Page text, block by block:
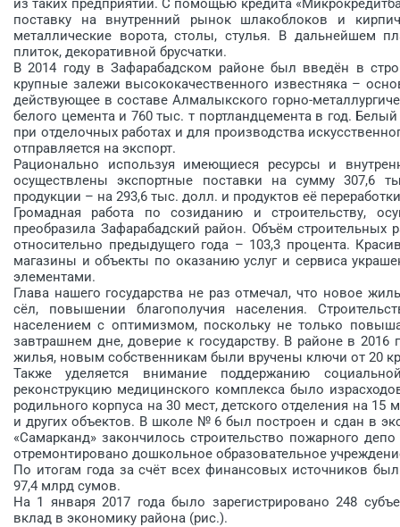
из таких предприятий. С помощью кредита
поставку на внутренний рынок шлакоблоков и
металлические ворота, столы, стулья. В дальнейшем
плиток, декоративной брусчатки.
В 2014 году в Зафарабадском районе был введён в
крупные залежи высококачественного известняка –
действующее в составе Алмалыкского горно-
белого цемента и 760 тыс. т портландцемента в год.
при отделочных работах и для производства
отправляется на экспорт.
Рационально используя имеющиеся ресурсы и
осуществлены экспортные поставки на сумму 307,6
продукции – на 293,6 тыс. долл. и продуктов её
Громадная работа по созиданию и строительству,
преобразила Зафарабадский район. Объём строительных
относительно предыдущего года – 103,3 процента.
магазины и объекты по оказанию услуг и сервиса
элементами.
Глава нашего государства не раз отмечал, что новое
сёл, повышении благополучия населения.
населением с оптимизмом, поскольку не только
завтрашнем дне, доверие к государству. В районе в
жилья, новым собственникам были вручены ключи от 20
Также уделяется внимание поддержанию
реконструкцию медицинского комплекса было
родильного корпуса на 30 мест, детского отделения на
и других объектов. В школе № 6 был построен и сдан в
«Самарканд» закончилось строительство пожарного
отремонтировано дошкольное образовательное
По итогам года за счёт всех финансовых источников
97,4 млрд сумов.
На 1 января 2017 года было зарегистрировано 248
вклад в экономику района (рис.).